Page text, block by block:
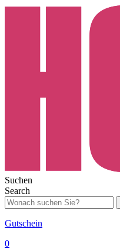
Suchen
Search
Gutschein
0